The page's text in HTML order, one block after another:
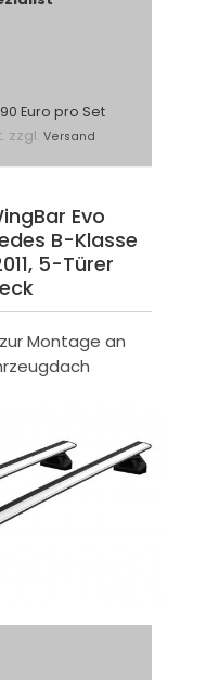
Euro pro Set
zzgl. Versand
Evo
B-Klasse
5-Türer
Montage an